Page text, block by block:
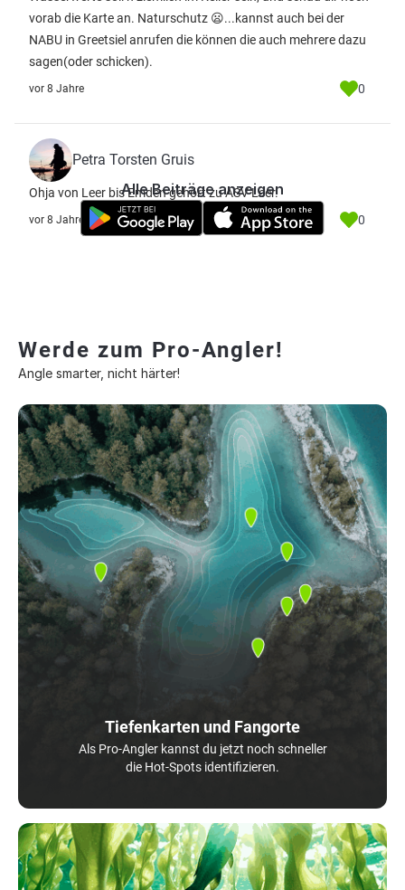
vorab die Karte an. Naturschutz 😦...kannst auch bei der
NABU in Greetsiel anrufen die können die auch mehrere dazu
sagen(oder schicken).
vor 8 Jahre 0
Petra Torsten Gruis
Ohja von Leer bis Emden gehört zu ASV Leer.
vor 8 Jahre 0
Alle Beiträge anzeigen
Werde zum Pro-Angler!
Angle smarter, nicht härter!
Tiefenkarten und Fangorte
Als Pro-Angler kannst du jetzt noch schneller
die Hot-Spots identifizieren.